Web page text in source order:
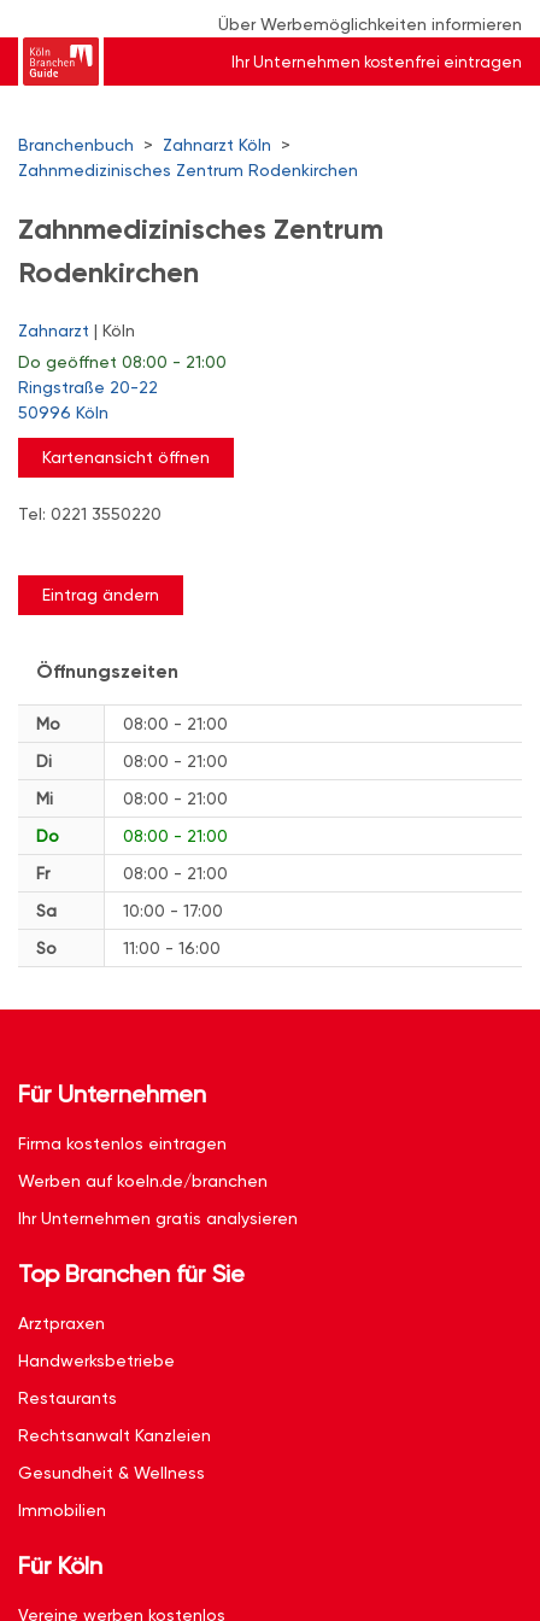
Über Werbemöglichkeiten informieren
Ihr Unternehmen kostenfrei eintragen
Branchenbuch > Zahnarzt Köln
>
Zahnmedizinisches Zentrum Rodenkirchen
Zahnmedizinisches Zentrum
Rodenkirchen
Zahnarzt | Köln
Do geöffnet 08:00 - 21:00
Ringstraße 20-22
50996 Köln
Kartenansicht öffnen
Tel: 0221 3550220
Eintrag ändern
Öffnungszeiten
Mo
08:00 - 21:00
Di
08:00 - 21:00
Mi
08:00 - 21:00
Do
08:00 - 21:00
Fr
08:00 - 21:00
Sa
10:00 - 17:00
So
11:00 - 16:00
Für Unternehmen
Firma kostenlos eintragen
Werben auf koeln.de/branchen
Ihr Unternehmen gratis analysieren
Top Branchen für Sie
Arztpraxen
Handwerksbetriebe
Restaurants
Rechtsanwalt Kanzleien
Gesundheit & Wellness
Immobilien
Für Köln
Vereine werben kostenlos